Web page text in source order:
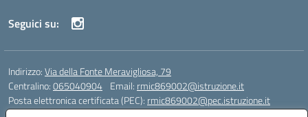
Seguici su:
Indirizzo:Via della Fonte Meravigliosa, 79
Centralino:065040904 Email: rmic869002@istruzione.it
Posta elettronica certificata (PEC): rmic869002@pec.istruzione.it